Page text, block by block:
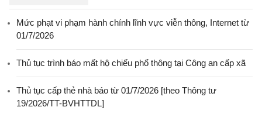
Mức phạt vi phạm hành chính lĩnh vực viễn thông, Internet từ
01/7/2026
Thủ tục trình báo mất hộ chiếu phổ thông tại Công an cấp xã
Thủ tục cấp thẻ nhà báo từ 01/7/2026 [theo Thông tư
19/2026/TT-BVHTTDL]